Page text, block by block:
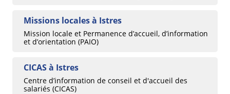
Missions locales à Istres
Mission locale et Permanence d’accueil, d’information
et d’orientation (PAIO)
CICAS à Istres
Centre d’information de conseil et d'accueil des
salariés (CICAS)